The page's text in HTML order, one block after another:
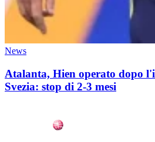
News
Atalanta, Hien operato dopo
Svezia: stop di 2-3 mesi